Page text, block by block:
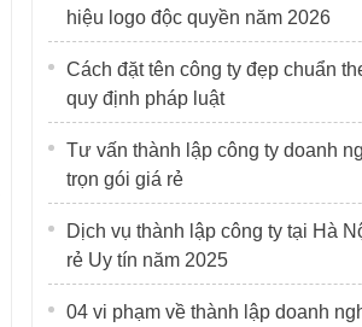
hiệu logo độc quyền năm 2026
Cách đặt tên công ty đẹp chuẩn
quy định pháp luật
Tư vấn thành lập công ty doanh
trọn gói giá rẻ
Dịch vụ thành lập công ty tại Hà
rẻ Uy tín năm 2025
04 vi phạm về thành lập doanh